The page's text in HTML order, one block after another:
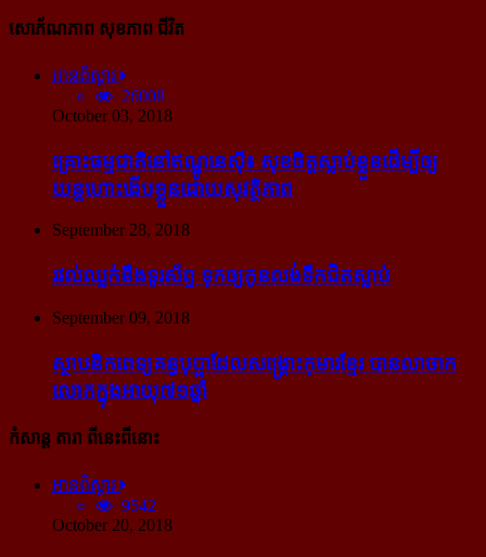
សោភ័ណភាព សុខភាព ជីវិត
អានពិស្ដារ
26008
October 03, 2018
គ្រោះធម្មជាតិនៅឥណ្ឌូនេស៊ី៖ សុខចិត្ត​ស្លាប់​ខ្លួន​ដើម្បី​ឲ្យ​
យន្ដហោះ​ងើប​ខ្លួន​ដោយ​សុវត្ថិភាព
September 28, 2018
រវល់​ឈ្លក់​នឹង​ទូរស័ព្ទ ទុក​ឲ្យ​កូន​លង់​ទឹក​ជិត​ស្លាប់
September 09, 2018
ស្ថាបនិក​ពេទ្យ​គន្ធបុប្ផា​ដែល​សង្គ្រោះ​កុមារ​ខ្មែរ​ បាន​លាចាក​
លោក​ក្នុង​អាយុ​៧១ឆ្នាំ
កំសាន្ដ តារា ពីនេះពីនោះ
អានពិស្ដារ
9542
October 20, 2018